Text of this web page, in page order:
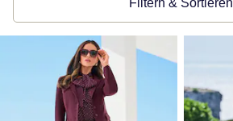
Filtern & Sortieren